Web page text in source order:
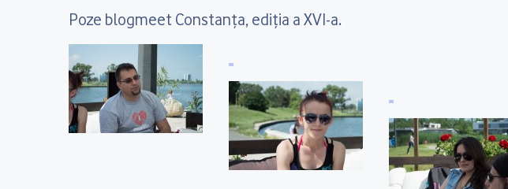
Poze blogmeet Constanța, ediția a XVI-a.